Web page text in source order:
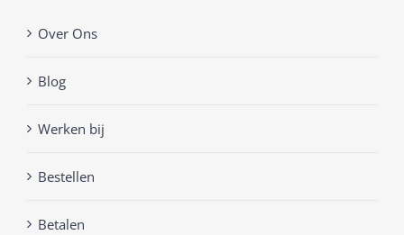
Over Ons
Blog
Werken bij
Bestellen
Betalen